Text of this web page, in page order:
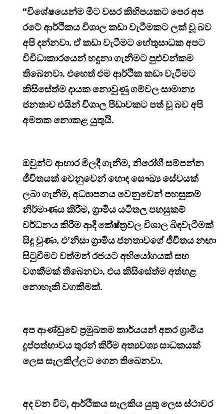
“විශේෂයෙන්ම මීට වසර කිහිපයකට පෙර අප
රටේ ආර්ථිකය විශාල කඩා වැටීමකට ලක් වූ බව
අපි දන්නවා. ඒ කඩා වැටීමට හේතුසාධක අපට
විවිධාකාරයෙන් හදුනා ගැනීමට පුළුවන්කම
තිබෙනවා. එහෙත් එම ආර්ථික කඩා වැටීමට
කිසිසේත්ම දායක නොවුණු ගම්වල සාමාන්‍ය
ජනතාව එයින් විශාල පීඩාවකට පත් වූ බව අපි
අමතක නොකළ යුතුයි.
ඔවුන්ට ආහාර මිලදී ගැනීම, නිරෝගී සම්පන්න
ජීවිතයක් වෙනුවෙන් හොඳ සෞඛ්‍ය සේවයක්
ලබා ගැනීම, අධ්‍යාපනය වෙනුවෙන් පහසුකම්
නිර්මාණය කිරීම, ග්‍රාමීය යටිතල පහසුකම්
වර්ධනය කිරීම ආදී කේෂ්ත්‍රවල විශාල බිඳවැටීමක්
සිදු වුණා. එ’නිසා ග්‍රාමීය ජනතාවගේ ජීවිතය නඟා
සිටුවීමට වත්මන් රජයට අභියෝගයක් සහ
වගකීමක් තිබෙනවා. එය කිසිසේත්ම අත්හළ
නොහැකි වගකීමක්.
අප ආණ්ඩුවේ ප්‍රමුඛතම කාර්යයන් අතර ග්‍රාමීය
දුප්පත්භාවය තුරන් කිරීම අත්‍යවශ්‍ය සාධකයක්
ලෙස සැලකිල්ලට ගෙන තිබෙනවා.
අද වන විට, ආර්ථිකය සැලකිය යුතු ලෙස ස්ථාවර